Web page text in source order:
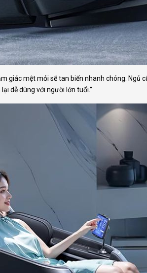
giác mệt mỏi sẽ tan biến nhanh chóng. Ngủ
dễ dùng với người lớn tuổi.”